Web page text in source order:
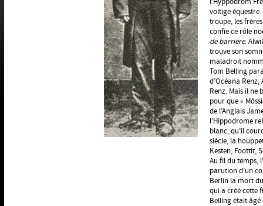
voltige
troupe, les
confie ce rôle
de barrière.
trouve son
maladroit
Tom Belling
d’Océana
Renz. Mais il ne
pour que «
de l’Anglais
l’Hippodrome
blanc, qu’il
siècle, la
Kesten, Foottit,
Au fil du temps,
parution d’un
Berlin la mort
qui a créé cette
Belling était